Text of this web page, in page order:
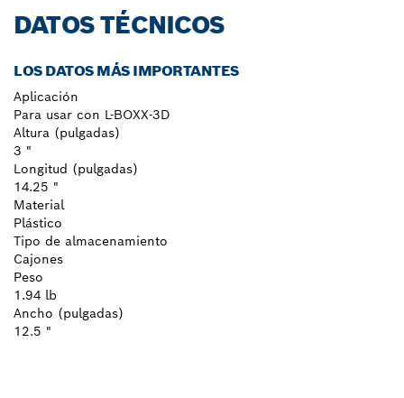
DATOS TÉCNICOS
LOS DATOS MÁS IMPORTANTES
Aplicación
Para usar con L-BOXX-3D
Altura (pulgadas)
3 "
Longitud (pulgadas)
14.25 "
Material
Plástico
Tipo de almacenamiento
Cajones
Peso
1.94 lb
Ancho (pulgadas)
12.5 "